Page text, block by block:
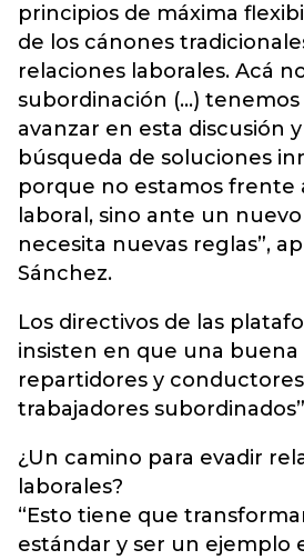
principios de máxima
de los cánones
relaciones laborales. Acá
subordinación (…)
avanzar en esta discusión
búsqueda de soluciones
porque no estamos frente
laboral, sino ante un
necesita nuevas reglas”,
Sánchez.
Los directivos de las
insisten en que una
repartidores y
trabajadores
¿Un camino para evadir
laborales?
“Esto tiene que
estándar y ser un ejemplo